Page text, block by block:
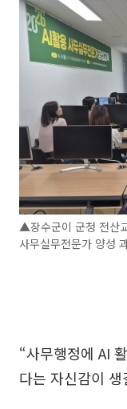
▲장수군이 군청 전산
사무실무전문가 양성
“사무행정에 AI
다는 자신감이